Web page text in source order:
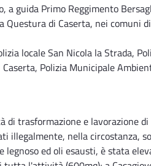
a guida Primo Reggimento
di Caserta, nei comuni
locale San Nicola la Strada,
Polizia Municipale
trasformazione e lavorazione di
illegalmente, nella circostanza,
ed oli esausti, è stata